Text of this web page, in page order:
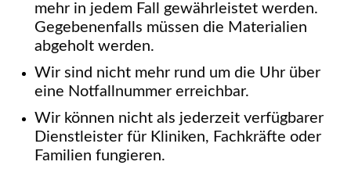
mehr in jedem Fall gewährleistet werden.
Gegebenenfalls müssen die Materialien
abgeholt werden.
Wir sind nicht mehr rund um die Uhr über
eine Notfallnummer erreichbar.
Wir können nicht als jederzeit verfügbarer
Dienstleister für Kliniken, Fachkräfte oder
Familien fungieren.